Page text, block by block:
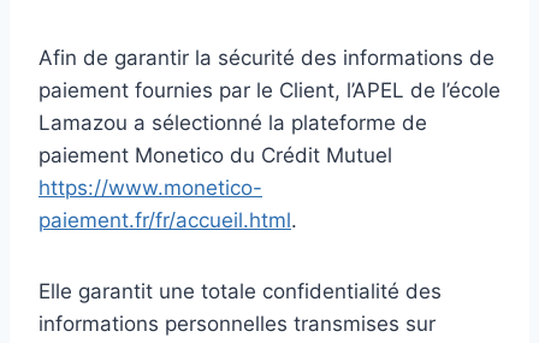
Afin de garantir la sécurité des informations de
paiement fournies par le Client, l’APEL de l’école
Lamazou a sélectionné la plateforme de
paiement Monetico du Crédit Mutuel
https://www.monetico-
paiement.fr/fr/accueil.html.
Elle garantit une totale confidentialité des
informations personnelles transmises sur